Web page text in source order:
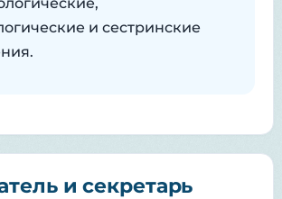
и сестринские
и секретарь